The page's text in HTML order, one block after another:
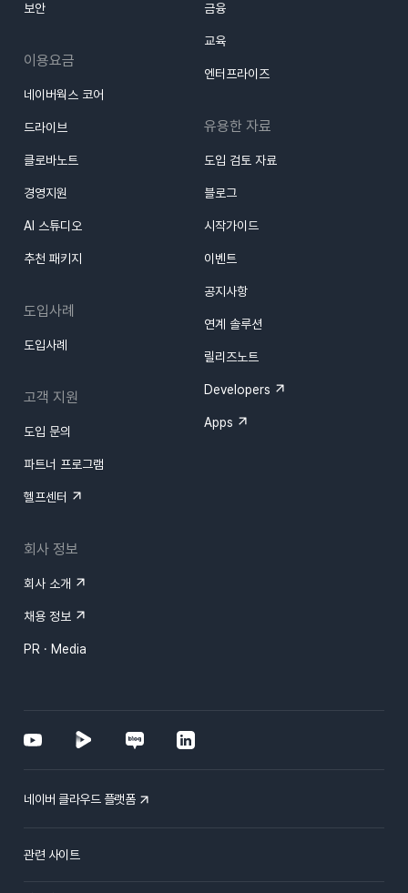
보안
이용요금
네이버웍스 코어
드라이브
클로바노트
경영지원
AI 스튜디오
추천 패키지
도입사례
도입사례
고객 지원
도입 문의
파트너 프로그램
헬프센터
회사 정보
회사 소개
채용 정보
PR · Media
금융
교육
엔터프라이즈
유용한 자료
도입 검토 자료
블로그
시작가이드
이벤트
공지사항
연계 솔루션
릴리즈노트
Developers
Apps
네이버 클라우드 플랫폼
관련 사이트